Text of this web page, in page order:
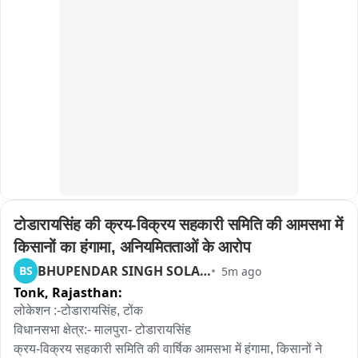
टोडारायसिंह की क्रय-विक्रय सहकारी समिति की आमसभा में
किसानों का हंगामा, अनियमितताओं के आरोप
BS BHUPENDAR SINGH SOLANKI 5m ago
Tonk, Rajasthan:
लोकेशन :-टोडारायसिंह, टोंक
विधानसभा क्षेत्र:- मालपुरा- टोडारायसिंह
क्रय-विक्रय सहकारी समिति की वार्षिक आमसभा में हंगामा, किसानों ने